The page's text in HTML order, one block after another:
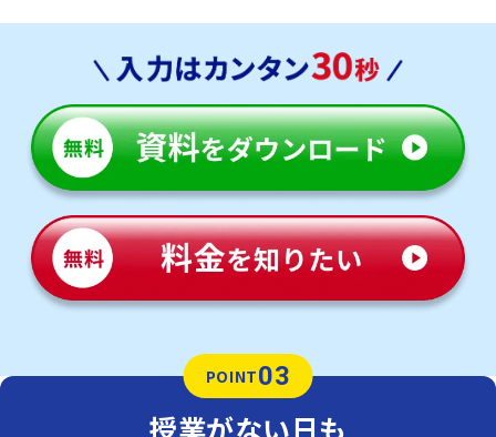
POINT03
授業がない日も